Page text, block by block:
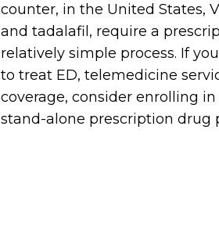
counter, in the United States,
and tadalafil, require a
relatively simple process. If
to treat ED, telemedicine
coverage, consider enrolling
stand-alone prescription drug